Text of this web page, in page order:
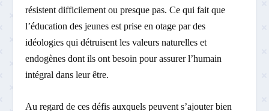
résistent difficilement ou presque pas. Ce qui fait que
l’éducation des jeunes est prise en otage par des
idéologies qui détruisent les valeurs naturelles et
endogènes dont ils ont besoin pour assurer l’humain
intégral dans leur être.
Au regard de ces défis auxquels peuvent s’ajouter bien